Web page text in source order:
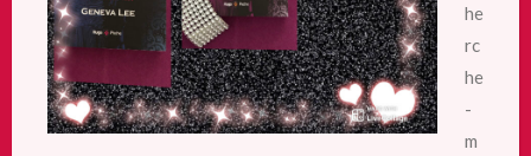
he
rc
he
-
m